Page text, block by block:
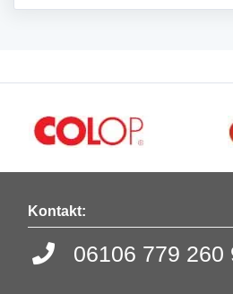
Kontakt:
06106 779 260